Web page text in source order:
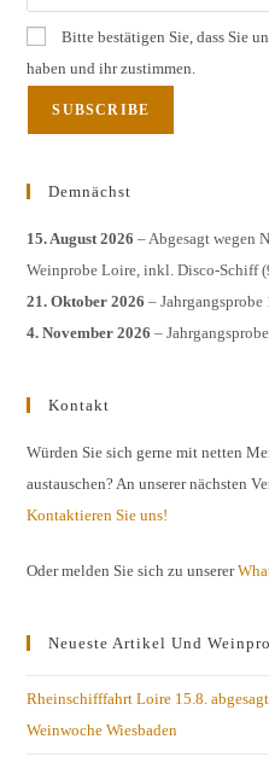
Bitte bestätigen Sie, dass Sie
haben und ihr zustimmen.
Demnächst
15. August 2026 – Abgesagt wegen
Weinprobe Loire, inkl. Disco-Schiff
21. Oktober 2026 – Jahrgangsprobe
4. November 2026 –
Kontakt
Würden Sie sich gerne mit netten
austauschen? An unserer nächsten
Kontaktieren Sie uns!
Oder melden Sie sich zu unserer
Neueste Artikel Und
Rheinschifffahrt Loire 15.8.
Weinwoche Wiesbaden